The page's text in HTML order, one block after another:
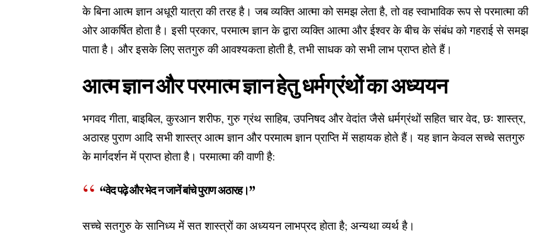
के बिना आत्म ज्ञान अधूरी यात्रा की तरह है। जब व्यक्ति आत्मा को समझ लेता है, तो वह स्वाभाविक रूप से परमात्मा की
ओर आकर्षित होता है। इसी प्रकार, परमात्म ज्ञान के द्वारा व्यक्ति आत्मा और ईश्वर के बीच के संबंध को गहराई से समझ
पाता है। और इसके लिए सतगुरु की आवश्यकता होती है, तभी साधक को सभी लाभ प्राप्त होते हैं।
आत्म ज्ञान और परमात्म ज्ञान हेतु धर्मग्रंथों का अध्ययन
भगवद गीता, बाइबिल, कुरआन शरीफ, गुरु ग्रंथ साहिब, उपनिषद और वेदांत जैसे धर्मग्रंथों सहित चार वेद, छः शास्त्र,
अठारह पुराण आदि सभी शास्त्र आत्म ज्ञान और परमात्म ज्ञान प्राप्ति में सहायक होते हैं। यह ज्ञान केवल सच्चे सतगुरु
के मार्गदर्शन में प्राप्त होता है। परमात्मा की वाणी है:
“वेद पढ़े और भेद न जानें बांचे पुराण अठारह।”
सच्चे सतगुरु के सानिध्य में सत शास्त्रों का अध्ययन लाभप्रद होता है; अन्यथा व्यर्थ है।